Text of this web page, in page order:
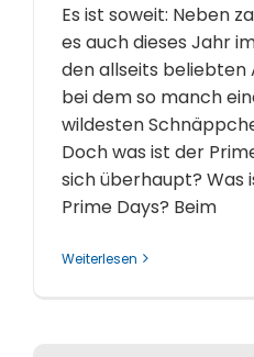
Es ist soweit: Neben
es auch dieses Jahr
den allseits beliebten
bei dem so manch
wildesten
Doch was ist der
sich überhaupt? Was
Prime Days? Beim
Weiterlesen